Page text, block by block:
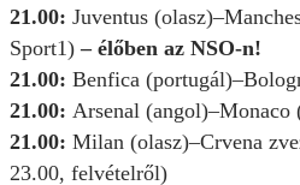
21.00: Juventus
Sport1)– élőben az NSO-n!
21.00: Benfica
21.00: Arsenal (angol)–Monaco
21.00: Milan (olasz)–Crvena
23.00, felvételről)